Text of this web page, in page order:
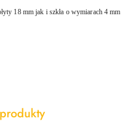
18 mm jak i szkła o wymiarach 4 mm